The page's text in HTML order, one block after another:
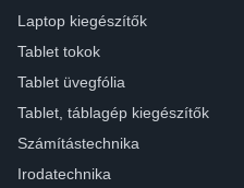
Laptop kiegészítők
Tablet tokok
Tablet üvegfólia
Tablet, táblagép kiegészítők
Számítástechnika
Irodatechnika